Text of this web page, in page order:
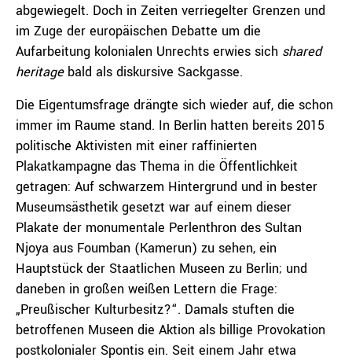
abgewiegelt. Doch in Zeiten verriegelter Grenzen und
im Zuge der europäischen Debatte um die
Aufarbeitung kolonialen Unrechts erwies sich shared
heritagebald als diskursive Sackgasse.
Die Eigentumsfrage drängte sich wieder auf, die schon
immer im Raume stand. In Berlin hatten bereits 2015
politische Aktivisten mit einer raffinierten
Plakatkampagne das Thema in die Öffentlichkeit
getragen: Auf schwarzem Hintergrund und in bester
Museumsästhetik gesetzt war auf einem dieser
Plakate der monumentale Perlenthron des Sultan
Njoya aus Foumban (Kamerun) zu sehen, ein
Hauptstück der Staatlichen Museen zu Berlin; und
daneben in großen weißen Lettern die Frage:
„Preußischer Kulturbesitz?“. Damals stuften die
betroffenen Museen die Aktion als billige Provokation
postkolonialer Spontis ein. Seit einem Jahr etwa